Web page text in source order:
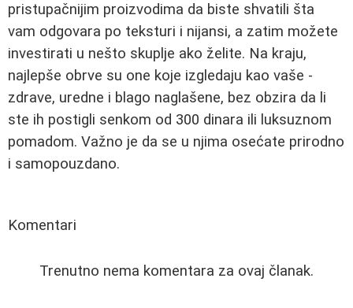
pristupačnijim proizvodima da biste shvatili šta
vam odgovara po teksturi i nijansi, a zatim možete
investirati u nešto skuplje ako želite. Na kraju,
najlepše obrve su one koje izgledaju kao vaše -
zdrave, uredne i blago naglašene, bez obzira da li
ste ih postigli senkom od 300 dinara ili luksuznom
pomadom. Važno je da se u njima osećate prirodno
i samopouzdano.
Komentari
Trenutno nema komentara za ovaj članak.